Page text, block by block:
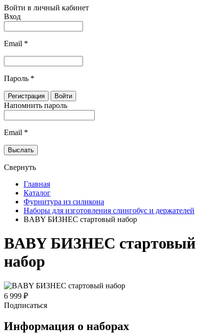
Войти в личный кабинет
Вход
Email *
Пароль *
Напомнить пароль
Email *
Свернуть
Главная
Каталог
Фурнитура из силикона
Наборы для изготовления слингобус и держателей
BABY БИЗНЕС стартовый набор
BABY БИЗНЕС стартовый
набор
6 999 ₽
Подписаться
Информация о наборах